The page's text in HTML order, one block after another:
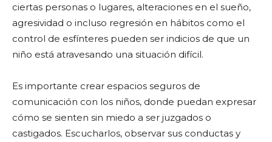
ciertas personas o lugares, alteraciones en el sueño,
agresividad o incluso regresión en hábitos como el
control de esfínteres pueden ser indicios de que un
niño está atravesando una situación difícil.
Es importante crear espacios seguros de
comunicación con los niños, donde puedan expresar
cómo se sienten sin miedo a ser juzgados o
castigados. Escucharlos, observar sus conductas y